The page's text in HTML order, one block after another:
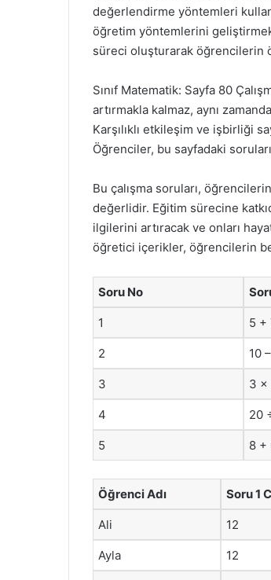
değerlendirme yöntemleri
öğretim yöntemlerini
süreci oluşturarak öğrencilerin
Sınıf Matematik: Sayfa 80
artırmakla kalmaz, aynı
Karşılıklı etkileşim ve işbirliği
Öğrenciler, bu sayfadaki
Bu çalışma soruları,
değerlidir. Eğitim sürecine
ilgilerini artıracak ve onları
öğretici içerikler, öğrencilerin
Soru No
1 5 +
2 10
3 3 x
4 20
5 8 +
Öğrenci Adı Soru 1
Ali 12
Ayla 12